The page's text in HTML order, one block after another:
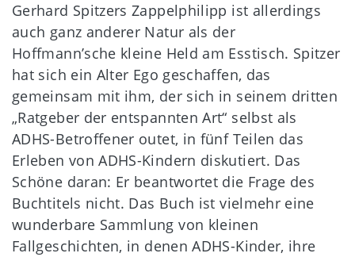
Gerhard Spitzers Zappelphilipp ist allerdings
auch ganz anderer Natur als der
Hoffmann’sche kleine Held am Esstisch. Spitzer
hat sich ein Alter Ego geschaffen, das
gemeinsam mit ihm, der sich in seinem dritten
„Ratgeber der entspannten Art“ selbst als
ADHS-Betroffener outet, in fünf Teilen das
Erleben von ADHS-Kindern diskutiert. Das
Schöne daran: Er beantwortet die Frage des
Buchtitels nicht. Das Buch ist vielmehr eine
wunderbare Sammlung von kleinen
Fallgeschichten, in denen ADHS-Kinder, ihre